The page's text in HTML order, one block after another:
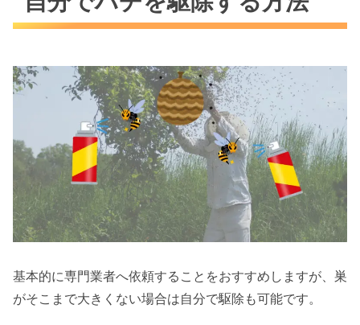
基本的に専門業者へ依頼することをおすすめしますが、巣
がそこまで大きくない場合は自分で駆除も可能です。